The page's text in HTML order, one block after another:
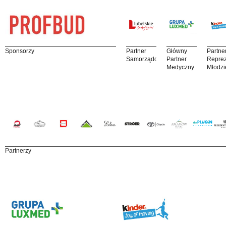
Sponsorzy
Partner
Samorządowy
Główny
Partner
Medyczny
Partnerzy